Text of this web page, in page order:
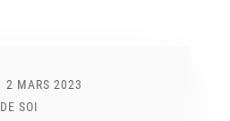
2 MARS 2023
SOI